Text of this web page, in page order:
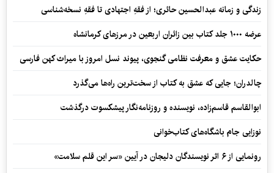
زندگی و زمانه عبدالحسین حائری؛ از فقهِ اجتهادی تا فقهِ نسخه‌شناسی
عرضه ۱۰۰۰ جلد کتاب بین زائران اربعین در مرزهای کرمانشاه
حکایت عشق و معرفت نظامی گنجوی، پیوند نسل امروز با میراث کهن فارسی
چالدران؛ جایی که عشق به کتاب از سخت‌ترین راه‌ها می‌گذرد
ابوالقاسم قاسم‌زاده، نویسنده و روزنامه‌نگار پیشکسوت درگذشت
نوزایی جام باشگاه‌های کتاب‌خوانی
رونمایی از ۶ اثر نویسندگان دلیجان در آیین «سر این قلم سلامت»